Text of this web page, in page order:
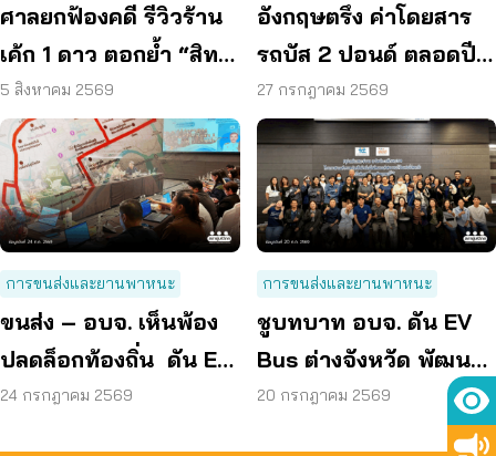
ศาลยกฟ้องคดี รีวิวร้าน
เค้ก 1 ดาว ตอกย้ำ “สิทธิ
ผู้บริโภค” แสดงความคิด
เห็นโดยสุจริต
5 สิงหาคม 2569
อังกฤษตรึง ค่าโดยสาร
รถบัส 2 ปอนด์ ตลอดปี
70 ลดค่าครองชีพ
27 กรกฎาคม 2569
การขนส่งและยานพาหนะ
ขนส่ง – อบจ. เห็นพ้อง
ปลดล็อกท้องถิ่น ดัน EV
Bus อยุธยา
24 กรกฎาคม 2569
การขนส่งและยานพาหนะ
ชูบทบาท อบจ. ดัน EV
Bus ต่างจังหวัด พัฒนา
ขนส่งสาธารณะไร้รอย
20 กรกฎาคม 2569